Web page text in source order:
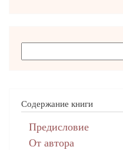
Содержание книги
Предисловие
От автора